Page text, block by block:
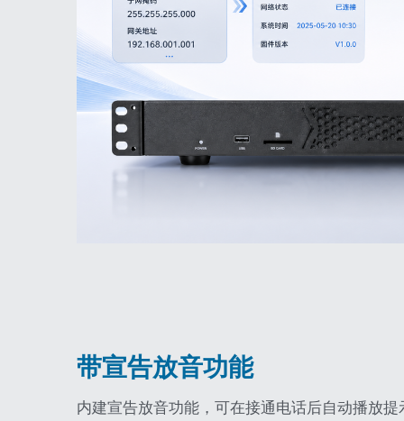
带宣告放音功能
内建宣告放音功能，可在接通电话后自动播放提